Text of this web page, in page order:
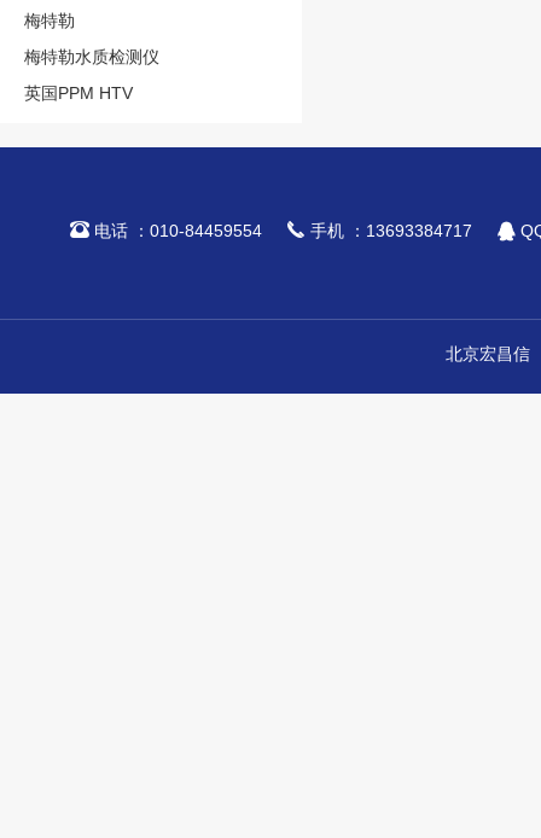
梅特勒
梅特勒水质检测仪
英国PPM HTV
电话 ：010-84459554  手机 ：13693384717 
北京宏昌信